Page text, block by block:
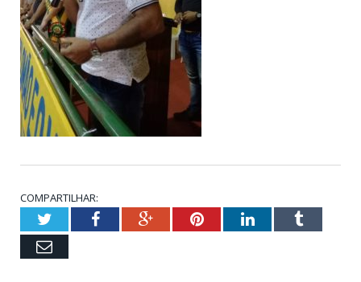
COMPARTILHAR:
TwitterFacebookGoogle+PinterestLinkedInTumblr
Email